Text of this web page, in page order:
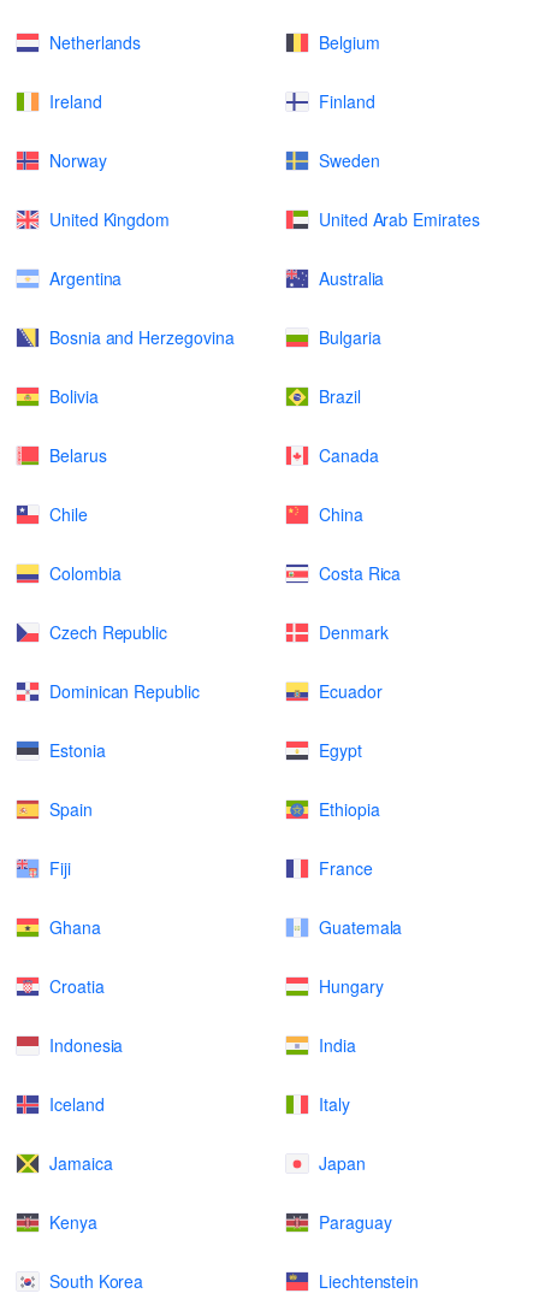
Netherlands Belgium
Ireland Finland
Norway Sweden
United Kingdom United Arab Emirates
Argentina Australia
Bosnia and Herzegovina Bulgaria
Bolivia Brazil
Belarus Canada
Chile China
Colombia Costa Rica
Czech Republic Denmark
Dominican Republic Ecuador
Estonia Egypt
Spain Ethiopia
Fiji France
Ghana Guatemala
Croatia Hungary
Indonesia India
Iceland Italy
Jamaica Japan
Kenya Paraguay
South Korea Liechtenstein